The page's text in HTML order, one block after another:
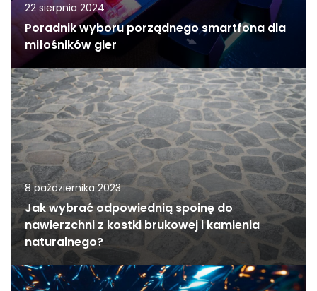
22 sierpnia 2024
Poradnik wyboru porządnego smartfona dla
miłośników gier
8 października 2023
Jak wybrać odpowiednią spoinę do
nawierzchni z kostki brukowej i kamienia
naturalnego?